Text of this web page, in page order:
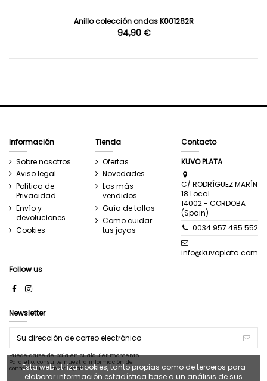
Anillo colección ondas K001282R
94,90 €
Información
Sobre nosotros
Aviso legal
Política de
Privacidad
Envío y
devoluciones
Cookies
Tienda
Ofertas
Novedades
Los más
vendidos
Guía de tallas
Como cuidar
tus joyas
Contacto
KUVO PLATA
C/ RODRÍGUEZ MARÍN
18 Local
14002 - CORDOBA
(Spain)
0034 957 485 552
info@kuvoplata.com
Follow us
Newsletter
Puede darse de baja en cualquier momento.
Para ello, consulte nuestra información de
contacto en el aviso legal.
Esta web utiliza cookies, tanto propias como de terceros para
elaborar información estadística base a un análisis de sus